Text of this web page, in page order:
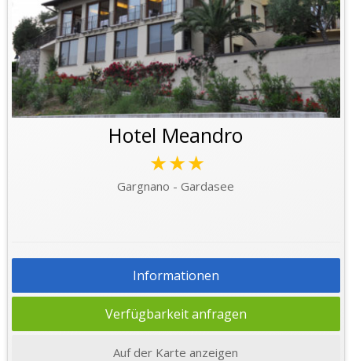
Hotel Meandro
★★★
Gargnano - Gardasee
Informationen
Verfügbarkeit anfragen
Auf der Karte anzeigen